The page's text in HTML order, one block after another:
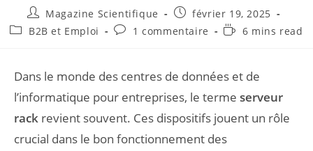
Magazine Scientifique
février 19, 2025
B2B et Emploi
1 commentaire 6 mins read
Dans le monde des centres de données et de
l’informatique pour entreprises, le terme serveur
rack revient souvent. Ces dispositifs jouent un rôle
crucial dans le bon fonctionnement des